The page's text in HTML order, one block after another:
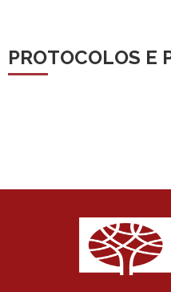
PROTOCOLOS E